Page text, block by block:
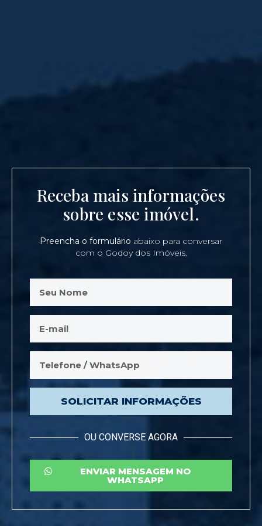
Receba mais informações
sobre esse imóvel.
Preencha o formulário abaixo para conversar
com o Godoy dos Imóveis.
SOLICITAR INFORMAÇÕES
OU CONVERSE AGORA
ENVIAR MENSAGEM NO
WHATSAPP